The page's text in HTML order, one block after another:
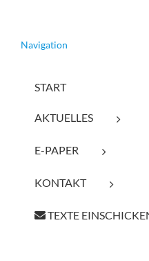
Navigation
START
AKTUELLES
E-PAPER
KONTAKT
TEXTE